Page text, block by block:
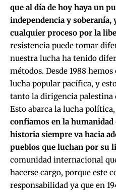
que al día de hoy haya un
independencia y soberanía,
cualquier proceso por la
resistencia puede tomar
nuestra lucha ha tenido
métodos. Desde 1988
lucha popular pacífica, y
tanto la dirigencia palestina
Esto abarca la lucha
confiamos en la humanidad
historia siempre va hacia
pueblos que luchan por su
comunidad internacional
hacerse cargo, porque este
responsabilidad ya que en